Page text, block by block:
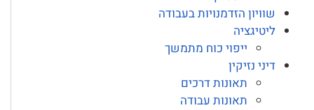
שוויון הזדמנויות בעבודה
ליטיגציה
ייפוי כוח מתמשך
דיני נזיקין
תאונות דרכים
תאונות עבודה